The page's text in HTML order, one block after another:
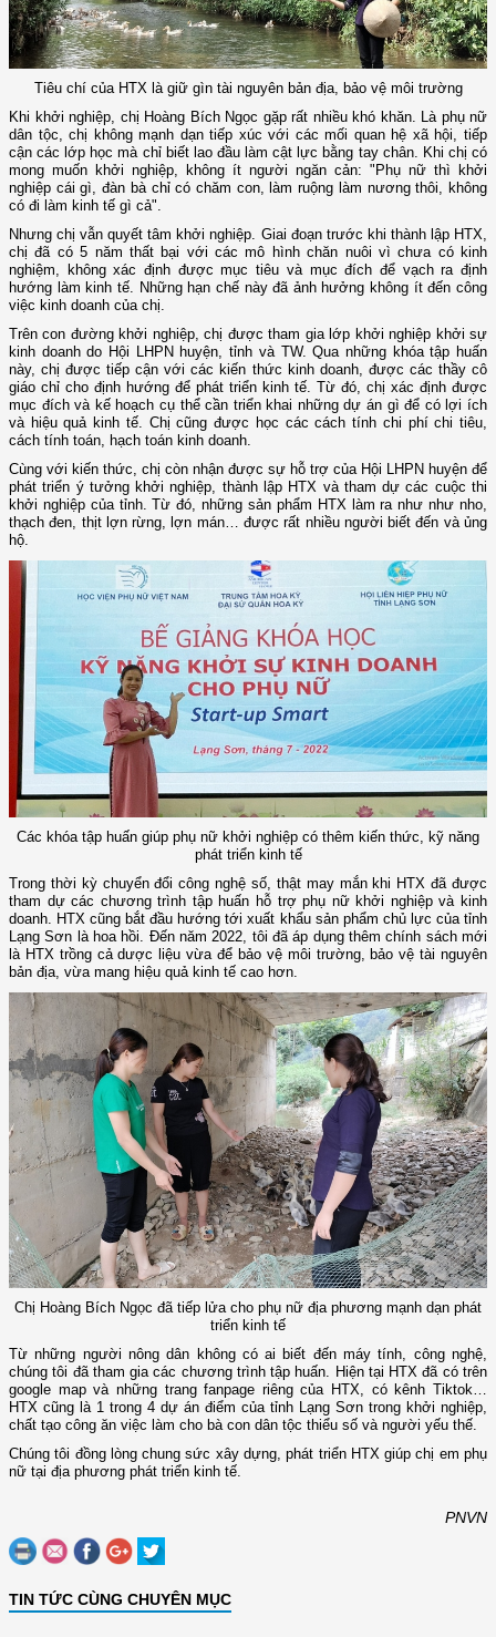
Tiêu chí của HTX là giữ gìn tài nguyên bản địa, bảo vệ môi trường
Khi khởi nghiệp, chị Hoàng Bích Ngọc gặp rất nhiều khó khăn. Là phụ nữ
dân tộc, chị không mạnh dạn tiếp xúc với các mối quan hệ xã hội, tiếp
cận các lớp học mà chỉ biết lao đầu làm cật lực bằng tay chân. Khi chị có
mong muốn khởi nghiệp, không ít người ngăn cản: "Phụ nữ thì khởi
nghiệp cái gì, đàn bà chỉ có chăm con, làm ruộng làm nương thôi, không
có đi làm kinh tế gì cả".
Nhưng chị vẫn quyết tâm khởi nghiệp. Giai đoạn trước khi thành lập HTX,
chị đã có 5 năm thất bại với các mô hình chăn nuôi vì chưa có kinh
nghiệm, không xác định được mục tiêu và mục đích để vạch ra định
hướng làm kinh tế. Những hạn chế này đã ảnh hưởng không ít đến công
việc kinh doanh của chị.
Trên con đường khởi nghiệp, chị được tham gia lớp khởi nghiệp khởi sự
kinh doanh do Hội LHPN huyện, tỉnh và TW. Qua những khóa tập huấn
này, chị được tiếp cận với các kiến thức kinh doanh, được các thầy cô
giáo chỉ cho định hướng để phát triển kinh tế. Từ đó, chị xác định được
mục đích và kế hoạch cụ thể cần triển khai những dự án gì để có lợi ích
và hiệu quả kinh tế. Chị cũng được học các cách tính chi phí chi tiêu,
cách tính toán, hạch toán kinh doanh.
Cùng với kiến thức, chị còn nhận được sự hỗ trợ của Hội LHPN huyện để
phát triển ý tưởng khởi nghiệp, thành lập HTX và tham dự các cuộc thi
khởi nghiệp của tỉnh. Từ đó, những sản phẩm HTX làm ra như như nho,
thạch đen, thịt lợn rừng, lợn mán… được rất nhiều người biết đến và ủng
hộ.
Các khóa tập huấn giúp phụ nữ khởi nghiệp có thêm kiến thức, kỹ năng
phát triển kinh tế
Trong thời kỳ chuyển đổi công nghệ số, thật may mắn khi HTX đã được
tham dự các chương trình tập huấn hỗ trợ phụ nữ khởi nghiệp và kinh
doanh. HTX cũng bắt đầu hướng tới xuất khẩu sản phẩm chủ lực của tỉnh
Lạng Sơn là hoa hồi. Đến năm 2022, tôi đã áp dụng thêm chính sách mới
là HTX trồng cả dược liệu vừa để bảo vệ môi trường, bảo vệ tài nguyên
bản địa, vừa mang hiệu quả kinh tế cao hơn.
Chị Hoàng Bích Ngọc đã tiếp lửa cho phụ nữ địa phương mạnh dạn phát
triển kinh tế
Từ những người nông dân không có ai biết đến máy tính, công nghệ,
chúng tôi đã tham gia các chương trình tập huấn. Hiện tại HTX đã có trên
google map và những trang fanpage riêng của HTX, có kênh Tiktok…
HTX cũng là 1 trong 4 dự án điểm của tỉnh Lạng Sơn trong khởi nghiệp,
chất tạo công ăn việc làm cho bà con dân tộc thiểu số và người yếu thế.
Chúng tôi đồng lòng chung sức xây dựng, phát triển HTX giúp chị em phụ
nữ tại địa phương phát triển kinh tế.
PNVN
TIN TỨC CÙNG CHUYÊN MỤC